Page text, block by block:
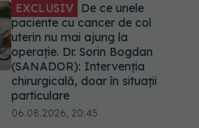
EXCLUSIV De ce unele
paciente cu cancer de col
uterin nu mai ajung la
operație. Dr. Sorin Bogdan
(SANADOR): Intervenția
chirurgicală, doar în situații
particulare
06.08.2026, 20:45